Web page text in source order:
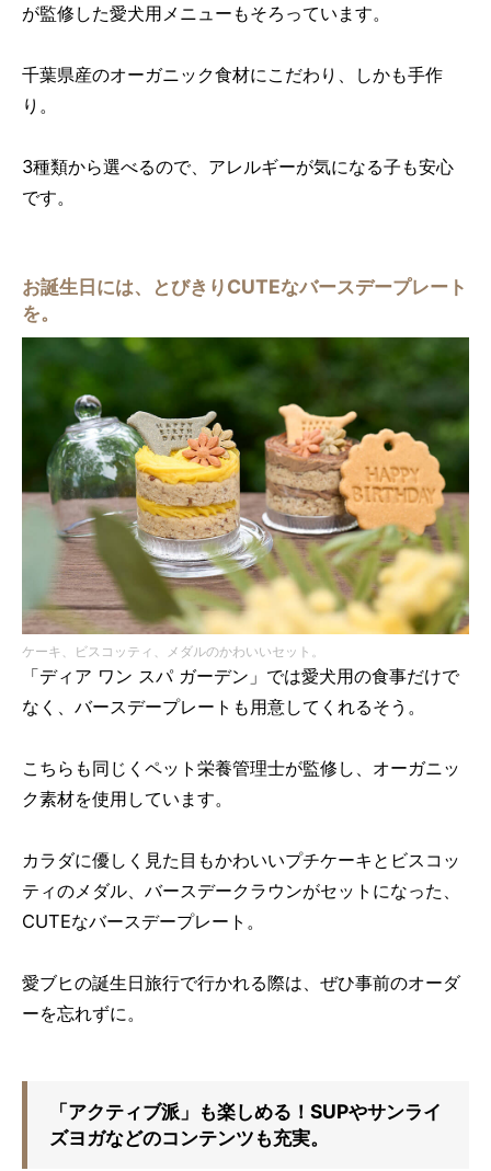
が監修した愛犬用メニューもそろっています。
千葉県産のオーガニック食材にこだわり、しかも手作
り。
3種類から選べるので、アレルギーが気になる子も安心
です。
お誕生日には、とびきりCUTEなバースデープレート
を。
ケーキ、ビスコッティ、メダルのかわいいセット。
「ディア ワン スパ ガーデン」では愛犬用の食事だけで
なく、バースデープレートも用意してくれるそう。
こちらも同じくペット栄養管理士が監修し、オーガニッ
ク素材を使用しています。
カラダに優しく見た目もかわいいプチケーキとビスコッ
ティのメダル、バースデークラウンがセットになった、
CUTEなバースデープレート。
愛ブヒの誕生日旅行で行かれる際は、ぜひ事前のオーダ
ーを忘れずに。
「アクティブ派」も楽しめる！SUPやサンライ
ズヨガなどのコンテンツも充実。